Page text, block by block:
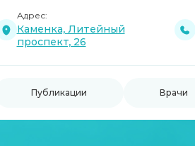
Адрес:
Каменка, Литейный
проспект, 26
Публикации Врачи